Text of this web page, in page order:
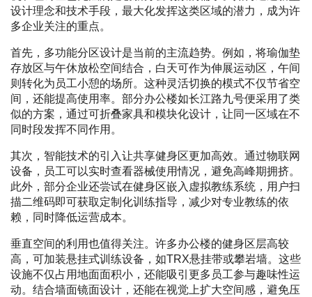
设计理念和技术手段，最大化发挥这类区域的潜力，成为许
多企业关注的重点。
首先，多功能分区设计是当前的主流趋势。例如，将瑜伽垫
存放区与午休放松空间结合，白天可作为伸展运动区，午间
则转化为员工小憩的场所。这种灵活切换的模式不仅节省空
间，还能提高使用率。部分办公楼如长江路九号便采用了类
似的方案，通过可折叠家具和模块化设计，让同一区域在不
同时段发挥不同作用。
其次，智能技术的引入让共享健身区更加高效。通过物联网
设备，员工可以实时查看器械使用情况，避免高峰期拥挤。
此外，部分企业还尝试在健身区嵌入虚拟教练系统，用户扫
描二维码即可获取定制化训练指导，减少对专业教练的依
赖，同时降低运营成本。
垂直空间的利用也值得关注。许多办公楼的健身区层高较
高，可加装悬挂式训练设备，如TRX悬挂带或攀岩墙。这些
设施不仅占用地面面积小，还能吸引更多员工参与趣味性运
动。结合墙面镜面设计，还能在视觉上扩大空间感，避免压